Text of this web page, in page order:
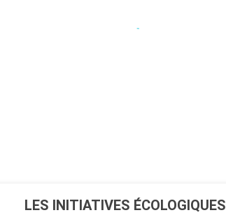
LES INITIATIVES ÉCOLOGIQUES